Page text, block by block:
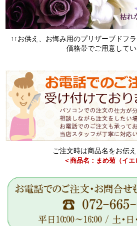
↑↑お供え、お悔み用のプリザーブドフ
価格帯でご用意してい
ご注文時は商品名をお伝え
＜商品名：まめ菊（イエ